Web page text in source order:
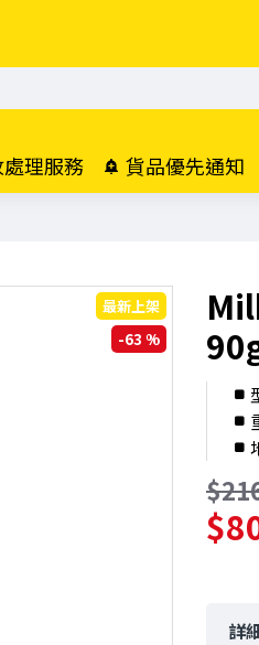
理服務 貨品優先通知
最新上架
-63 %
詳